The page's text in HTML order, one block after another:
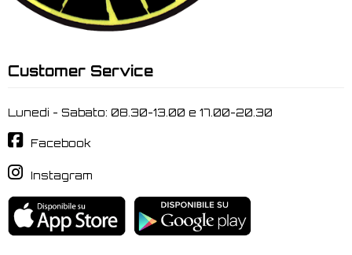
Customer Service
Lunedi - Sabato: 08.30-13.00 e 17.00-20.30
Facebook
Instagram